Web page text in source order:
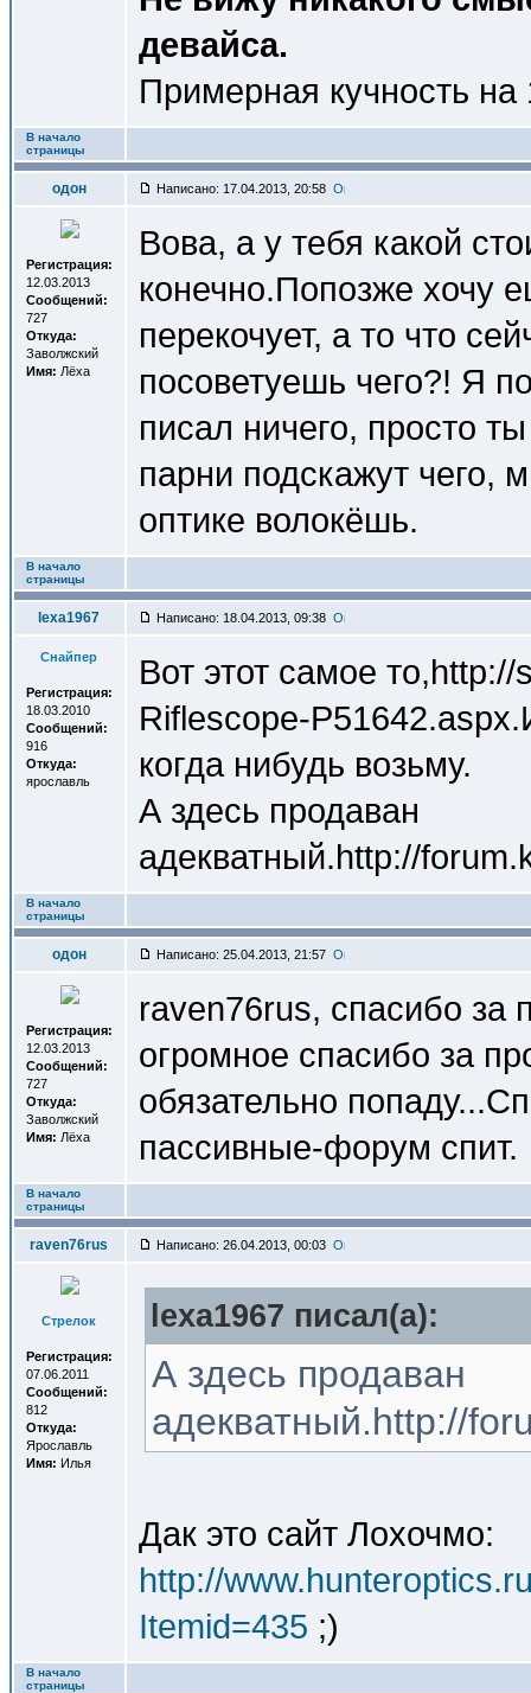
девайса.
Примерная кучность
В начало
страницы
одон Написано: 17.04.2013, 20:58
Регистрация:
12.03.2013
Сообщений:
727
Откуда:
Заволжский
Имя: Лёха
Вова, а у тебя какой
конечно.Попозже хочу
перекочует, а то что
посоветуешь чего?! Я
писал ничего, просто
парни подскажут чего,
оптике волокёшь.
В начало
страницы
lexa1967 Написано: 18.04.2013, 09:38
Снайпер
Регистрация:
18.03.2010
Сообщений:
916
Откуда:
ярославль
Вот этот самое
Riflescope-
когда нибудь возьму.
А здесь продаван
адекватный.http://
В начало
страницы
одон Написано: 25.04.2013, 21:57
Регистрация:
12.03.2013
Сообщений:
727
Откуда:
Заволжский
Имя: Лёха
raven76rus, спасибо за
огромное спасибо за
обязательно
пассивные-форум спит.
В начало
страницы
raven76rus Написано: 26.04.2013, 00:03
Стрелок
Регистрация:
07.06.2011
Сообщений:
812
Откуда:
Ярославль
Имя: Илья
lexa1967 писал(a):
А здесь продаван
адекватный.http://
Дак это сайт Лохочмо:
http://
Itemid=435 ;)
В начало
страницы